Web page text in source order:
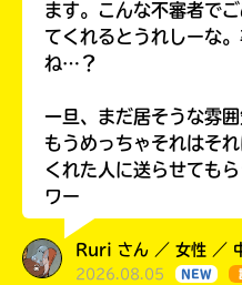
ます。こんな不審者で
てくれるとうれしーな
ね…？
一旦、まだ居そうな雰
もうめっちゃそれはそ
くれた人に送らせても
ワー
Ruri さん ／ 女性 ／
2026.08.05 NEW